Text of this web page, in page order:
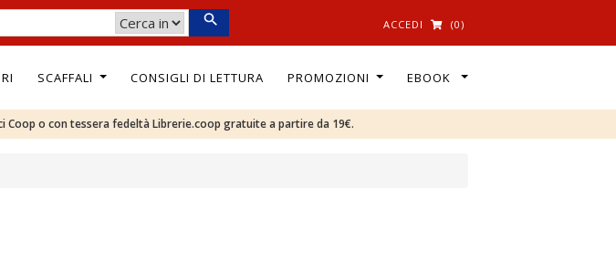
ACCEDI (0)
SCAFFALI CONSIGLI DI LETTURA PROMOZIONI EBOOK
Coop o con tessera fedeltà Librerie.coop gratuite a partire da 19€.